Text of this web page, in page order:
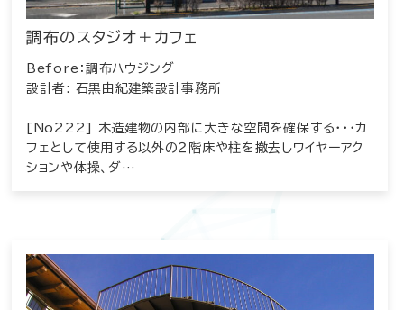
調布のスタジオ＋カフェ
Before：調布ハウジング
設計者: 石黒由紀建築設計事務所
[No222] 木造建物の内部に大きな空間を確保する・・・カ
フェとして使用する以外の２階床や柱を撤去しワイヤーアク
ションや体操、ダ…